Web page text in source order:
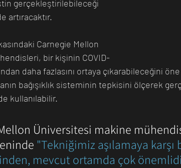
gerçekleştirilebileceği
artıracaktır.
Carnegie Mellon
bir kişinin COVID-
daha fazlasını ortaya çıkarabileceğini
bağışıklık sisteminin tepkisini ölçerek
kullanılabilir.
Üniversitesi makine
"Tekniğimiz aşılamaya karşı
mevcut ortamda çok